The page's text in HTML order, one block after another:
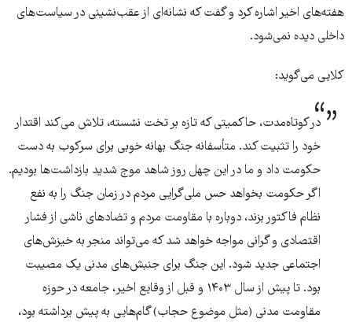
هفته‌های اخیر اشاره کرد و گفت که نشانه‌ای از عقب‌نشینی در سیاست‌های
داخلی دیده نمی‌شود.
کلایی می‌گوید:
در کوتاه‌مدت، حاکمیتی که تازه بر تخت نشسته، تلاش می‌کند اقتدار
خود را تثبیت کند. متأسفانه جنگ بهانه خوبی برای سرکوب به دست
حکومت داد و ما در این چهل روز شاهد موج شدید بازداشت‌ها بودیم.
اگر حکومت بخواهد حس ملی‌گرایی مردم در زمان جنگ را به نفع
نظام فاکتور بزند، دوباره با مقاومت مردم و تضادهای ناشی از فشار
اقتصادی و گرانی مواجه خواهد شد که می‌تواند منجر به خیزش‌های
اجتماعی جدید شود. این جنگ برای جنبش‌های مدنی یک مصیبت
بود. تا پیش از سال ۱۴۰۳ و قبل از وقایع اخیر، جامعه در حوزه
مقاومت مدنی (مثل موضوع حجاب) گام‌هایی به پیش برداشته بود،